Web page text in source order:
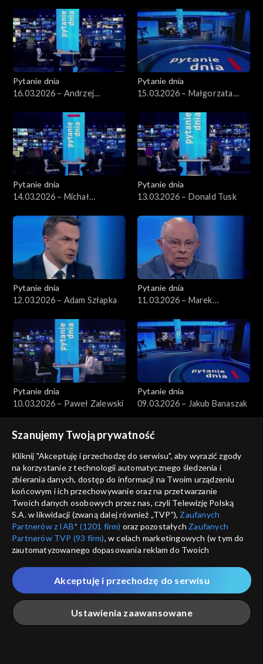
Pytanie dnia
16.03.2026 – Andrzej
Pytanie dnia
15.03.2026 – Małgorzata
Pytanie dnia
14.03.2026 – Michał
Pytanie dnia
13.03.2026 – Donald Tusk
Pytanie dnia
12.03.2026 – Adam Szłapka
Pytanie dnia
11.03.2026 – Marek
Pytanie dnia
10.03.2026 – Paweł Zalewski
Pytanie dnia
09.03.2026 – Jakub Banaszak
Pytanie dnia
08.03.2026 – Henryka
Bochniarz i Magdalena Środa
Pytanie dnia
07.03.2026 – Miłosz Motyka
Pytanie dnia
06.03.2026 – Hanna
Gronkiewicz-Waltz
Pytanie dnia
05.03.2026 – Jakub Rutnicki
Szanujemy Twoją prywatność
Kliknij "Akceptuję i przechodzę do serwisu", aby wyrazić zgody
na korzystanie z technologii automatycznego śledzenia i
zbierania danych, dostęp do informacji na Twoim urządzeniu
końcowym i ich przechowywanie oraz na przetwarzanie
Twoich danych osobowych przez nas, czyli Telewizję Polską
S.A. w likwidacji (zwaną dalej również „TVP”), Zaufanych
Partnerów z IAB* (1201 firm) oraz pozostałych Zaufanych
Partnerów TVP (93 firm), w celach marketingowych (w tym do
zautomatyzowanego dopasowania reklam do Twoich
które wskazujemy poniżej, a także zgody na udostępnianie
przez nas identyfikatora PPID do Google.
Twoje dane osobowe zbierane podczas odwiedzania przez
Ciebie naszych
poszczególnych serwisówzwanych dalej
„Portalem”, w tym informacje zapisywane za pomocą
Ustawienia zaawansowane
Akceptuję i przechodzę do serwisu